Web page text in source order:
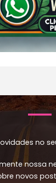
no
nossa
novos